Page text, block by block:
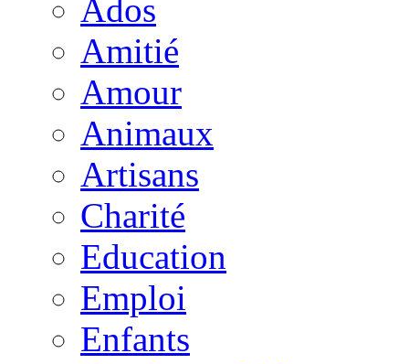
Ados
Amitié
Amour
Animaux
Artisans
Charité
Education
Emploi
Enfants